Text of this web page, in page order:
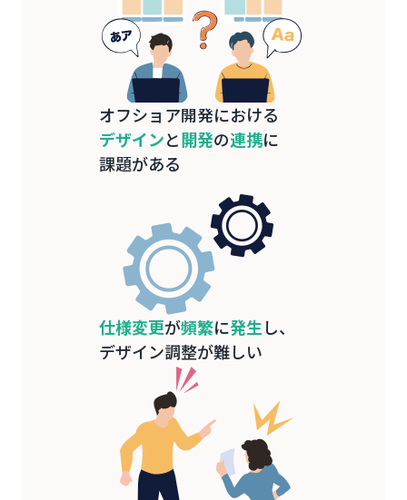
オフショア開発における
デザインと開発の連携に
課題がある
仕様変更が頻繁に発生し、
デザイン調整が難しい